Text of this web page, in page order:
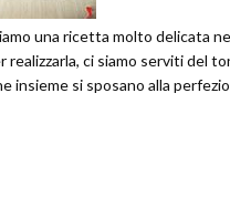
una ricetta molto delicata
realizzarla, ci siamo serviti del
insieme si sposano alla